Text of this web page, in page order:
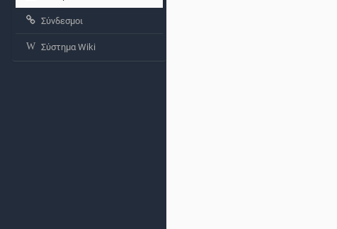
Σύνδεσμοι
Σύστημα Wiki